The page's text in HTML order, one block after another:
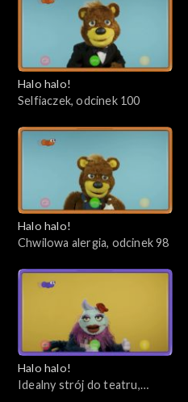
Halo halo!
Selfiaczek, odcinek 100
Halo halo!
Chwilowa alergia, odcinek 98
Halo halo!
Idealny strój do teatru,